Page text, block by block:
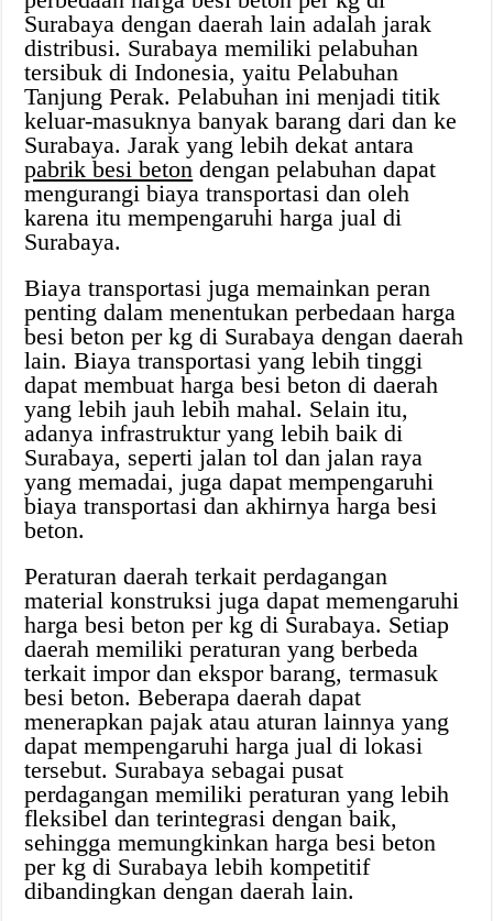
Surabaya dengan daerah lain adalah jarak
distribusi. Surabaya memiliki pelabuhan
tersibuk di Indonesia, yaitu Pelabuhan
Tanjung Perak. Pelabuhan ini menjadi titik
keluar-masuknya banyak barang dari dan ke
Surabaya. Jarak yang lebih dekat antara
pabrik besi beton dengan pelabuhan dapat
mengurangi biaya transportasi dan oleh
karena itu mempengaruhi harga jual di
Surabaya.
Biaya transportasi juga memainkan peran
penting dalam menentukan perbedaan harga
besi beton per kg di Surabaya dengan daerah
lain. Biaya transportasi yang lebih tinggi
dapat membuat harga besi beton di daerah
yang lebih jauh lebih mahal. Selain itu,
adanya infrastruktur yang lebih baik di
Surabaya, seperti jalan tol dan jalan raya
yang memadai, juga dapat mempengaruhi
biaya transportasi dan akhirnya harga besi
beton.
Peraturan daerah terkait perdagangan
material konstruksi juga dapat memengaruhi
harga besi beton per kg di Surabaya. Setiap
daerah memiliki peraturan yang berbeda
terkait impor dan ekspor barang, termasuk
besi beton. Beberapa daerah dapat
menerapkan pajak atau aturan lainnya yang
dapat mempengaruhi harga jual di lokasi
tersebut. Surabaya sebagai pusat
perdagangan memiliki peraturan yang lebih
fleksibel dan terintegrasi dengan baik,
sehingga memungkinkan harga besi beton
per kg di Surabaya lebih kompetitif
dibandingkan dengan daerah lain.